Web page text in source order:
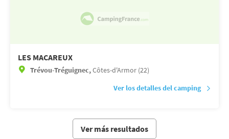
LES MACAREUX
Trévou-Tréguignec,Côtes-d'Armor (22)
Ver los detalles del camping
Ver más resultados